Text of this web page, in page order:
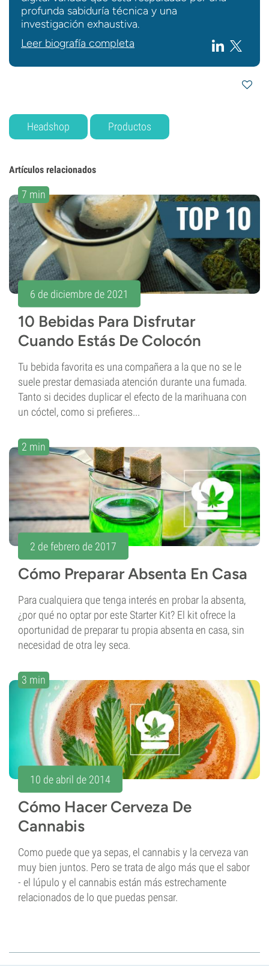
profunda sabiduría técnica y una
investigación exhaustiva.
Leer biografía completa
Headshop Productos
Artículos relacionados
7 min
6 de diciembre de 2021
10 Bebidas Para Disfrutar
Cuando Estás De Colocón
Tu bebida favorita es una compañera a la que no se le
suele prestar demasiada atención durante una fumada.
Tanto si decides duplicar el efecto de la marihuana con
un cóctel, como si prefieres...
2 min
2 de febrero de 2017
Cómo Preparar Absenta En Casa
Para cualquiera que tenga interés en probar la absenta,
¿por qué no optar por este Starter Kit? El kit ofrece la
oportunidad de preparar tu propia absenta en casa, sin
necesidad de otra ley seca.
3 min
10 de abril de 2014
Cómo Hacer Cerveza De
Cannabis
Como puede que ya sepas, el cannabis y la cerveza van
muy bien juntos. Pero se trata de algo más que el sabor
- el lúpulo y el cannabis están más estrechamente
relacionados de lo que puedas pensar.